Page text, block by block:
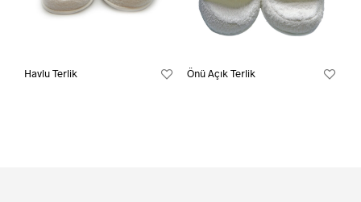
Havlu Terlik Önü Açık Terlik